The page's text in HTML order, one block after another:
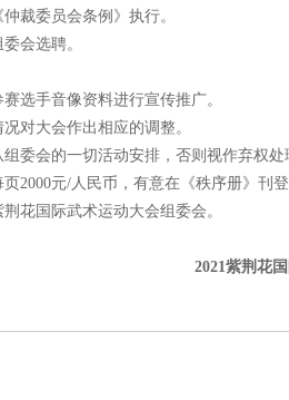
裁委员会条例》执行。
会选聘。
选手音像资料进行宣传推广。
对大会作出相应的调整。
组委会的一切活动安排，否则视作弃权处
页2000元/人民币，有意在《秩序册》刊
花国际武术运动大会组委会。
2021紫荆花